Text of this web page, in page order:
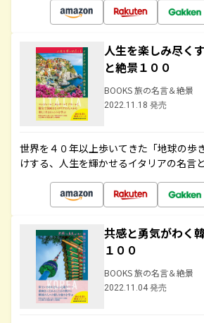
人生を楽しみ尽く
と絶景１００
BOOKS 旅の名言＆絶景
2022.11.18 発売
世界を４０年以上歩いてきた「地球の歩
けする、人生を輝かせるイタリアの名言
共感と勇気がわく
１００
BOOKS 旅の名言＆絶景
2022.11.04 発売